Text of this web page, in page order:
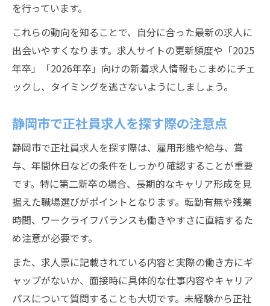
を行っています。
これらの動向を知ることで、自分に合った最新の求人に
出会いやすくなります。求人サイトの更新頻度や「2025
年卒」「2026年卒」向けの新着求人情報もこまめにチェ
ックし、タイミングを逃さないようにしましょう。
静岡市で正社員求人を探す際の注意点
静岡市で正社員求人を探す際は、雇用形態や給与、賞
与、年間休日などの条件をしっかり確認することが重要
です。特に第二新卒の場合、長期的なキャリア形成を見
据えた職場選びがポイントとなります。転勤有無や残業
時間、ワークライフバランスも働きやすさに直結するた
め注意が必要です。
また、求人票に記載されている内容と実際の働き方にギ
ャップがないか、面接時に具体的な仕事内容やキャリア
パスについて質問することも大切です。未経験から正社